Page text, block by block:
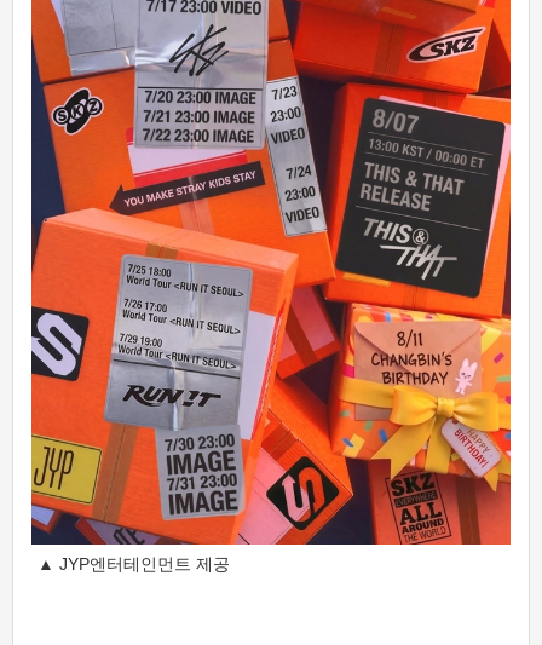
▲ JYP엔터테인먼트 제공